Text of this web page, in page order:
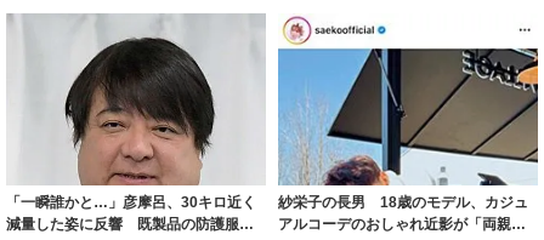
「一瞬誰かと…」彦摩呂、30キロ近く
減量した姿に反響 既製品の防護服が
紗栄子の長男 18歳のモデル、カジュ
アルコーデのおしゃれ近影が「両親の